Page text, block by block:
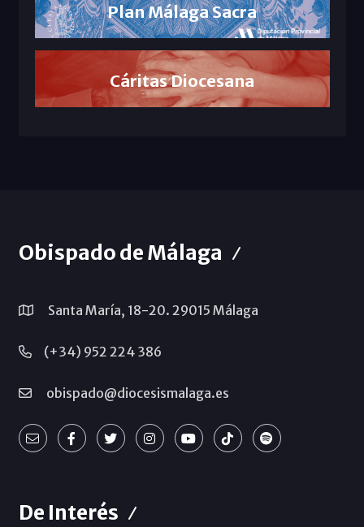
Plan Málaga Sacra
Cáritas Diocesana
Obispado de Málaga
Santa María, 18-20. 29015 Málaga
(+34) 952 224 386
obispado@diocesismalaga.es
De Interés